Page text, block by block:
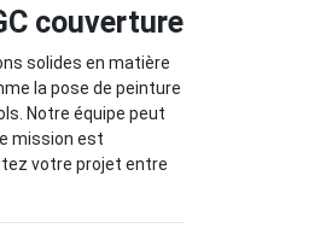
couverture
solides en matière
la pose de peinture
Notre équipe peut
mission est
votre projet entre